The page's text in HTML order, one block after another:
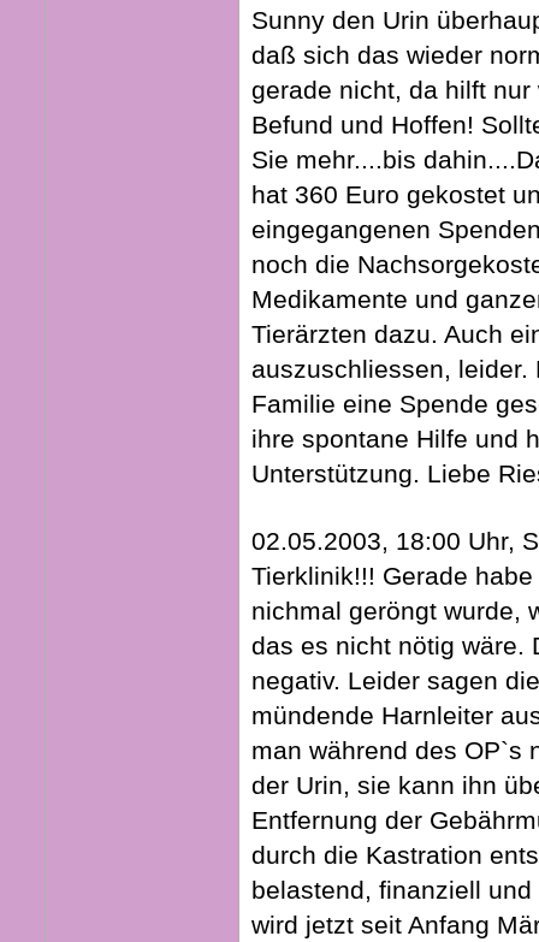
Sunny den Urin
daß sich das wieder
gerade nicht, da hilft
Befund und Hoffen!
Sie mehr....bis
hat 360 Euro gekostet
eingegangenen
noch die
Medikamente und
Tierärzten dazu. Auch
auszuschliessen,
Familie eine Spende
ihre spontane Hilfe und
Unterstützung. Liebe
02.05.2003, 18:00 Uhr,
Tierklinik!!! Gerade
nichmal geröngt wurde,
das es nicht nötig wäre.
negativ. Leider sagen
mündende Harnleiter
man während des OP`s
der Urin, sie kann ihn
Entfernung der
durch die Kastration
belastend, finanziell
wird jetzt seit Anfang